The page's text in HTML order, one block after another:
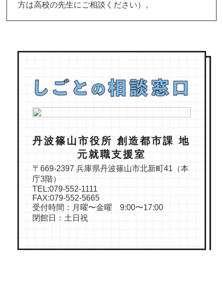
方は高校の先生にご相談ください）。
丹波篠山市役所 創造都市課 地
元就職支援室
〒669-2397 兵庫県丹波篠山市北新町41（本
庁3階）
TEL:079-552-1111
FAX:079-552-5665
受付時間：月曜〜金曜 9:00〜17:00
閉館日：土日祝